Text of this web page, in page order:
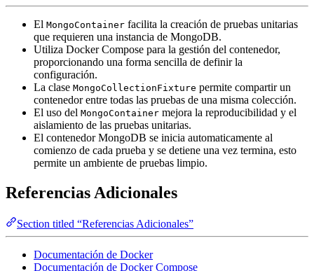
El MongoContainer facilita la creación de pruebas unitarias
que requieren una instancia de MongoDB.
Utiliza Docker Compose para la gestión del contenedor,
proporcionando una forma sencilla de definir la
configuración.
La clase MongoCollectionFixture permite compartir un
contenedor entre todas las pruebas de una misma colección.
El uso del MongoContainer mejora la reproducibilidad y el
aislamiento de las pruebas unitarias.
El contenedor MongoDB se inicia automaticamente al
comienzo de cada prueba y se detiene una vez termina, esto
permite un ambiente de pruebas limpio.
Referencias Adicionales
Section titled “Referencias Adicionales”
Documentación de Docker
Documentación de Docker Compose